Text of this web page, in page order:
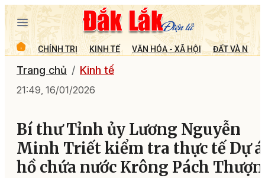
CHÍNH TRỊ KINH TẾ VĂN HÓA - XÃ HỘI ĐẤT VÀ
Trang chủ Kinh tế
21:49, 16/01/2026
Bí thư Tỉnh ủy Lương Nguyễn
Minh Triết kiểm tra thực tế Dự
hồ chứa nước Krông Pách